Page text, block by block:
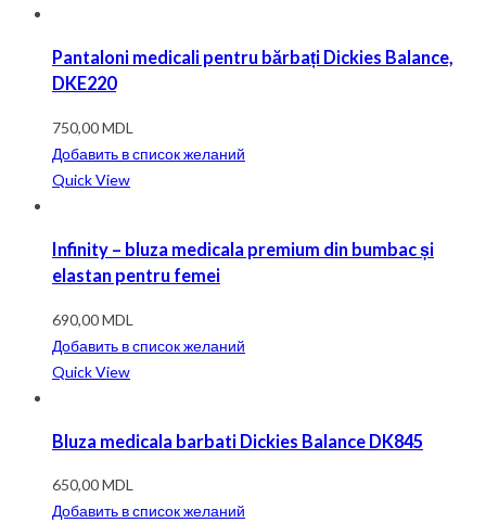
Pantaloni medicali pentru bărbați Dickies Balance,
DKE220
750,00MDL
Добавить в список желаний
Quick View
Infinity – bluza medicala premium din bumbac și
elastan pentru femei
690,00MDL
Добавить в список желаний
Quick View
Bluza medicala barbati Dickies Balance DK845
650,00MDL
Добавить в список желаний